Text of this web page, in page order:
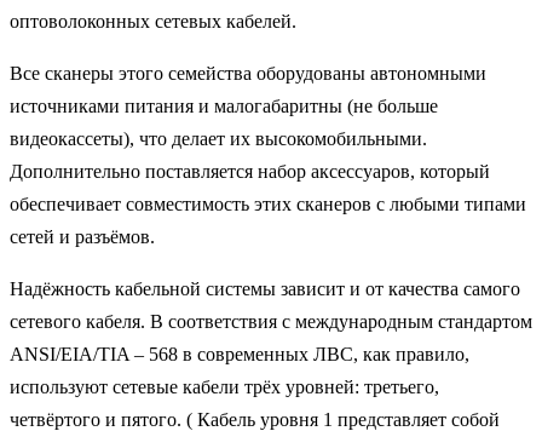
оптоволоконных сетевых кабелей.
Все сканеры этого семейства оборудованы автономными
источниками питания и малогабаритны (не больше
видеокассеты), что делает их высокомобильными.
Дополнительно поставляется набор аксессуаров, который
обеспечивает совместимость этих сканеров с любыми типами
сетей и разъёмов.
Надёжность кабельной системы зависит и от качества самого
сетевого кабеля. В соответствия с международным стандартом
ANSI/EIA/TIA – 568 в современных ЛВС, как правило,
используют сетевые кабели трёх уровней: третьего,
четвёртого и пятого. ( Кабель уровня 1 представляет собой